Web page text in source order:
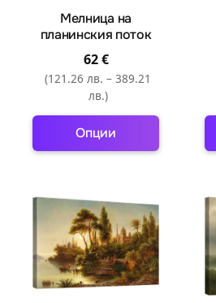
be
chosen
on
the
product
page
Мелница на
планинския поток
62€
(121.26 лв. – 389.21
лв.)
Опции
has
multiple
variants.
The
options